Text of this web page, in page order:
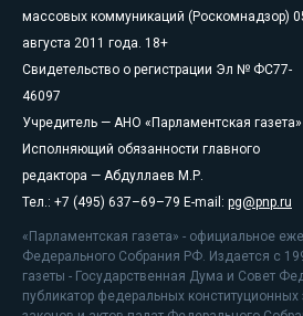
массовых коммуникаций (Роскомнадзор)
августа 2011 года. 18+
Свидетельство о регистрации Эл № ФС77-
46097
Учредитель — АНО «Парламентская газета»
Исполняющий обязанности главного
редактора — Абдуллаев М.Р.
Тел.: +7 (495) 637–69–79 E-mail: pg@pnp.ru
«Парламентская газета» - официальное
Федерального Собрания РФ. Издается с
газеты - Государственная Дума и Совет
публикатор федеральных